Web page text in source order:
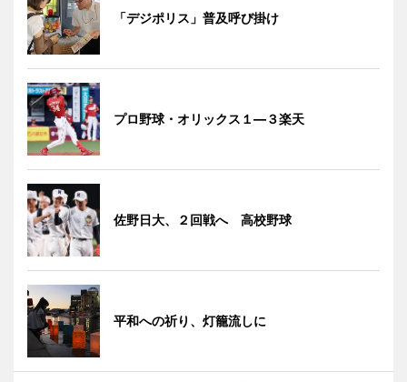
「デジポリス」普及呼び掛け
プロ野球・オリックス１―３楽天
佐野日大、２回戦へ 高校野球
平和への祈り、灯籠流しに